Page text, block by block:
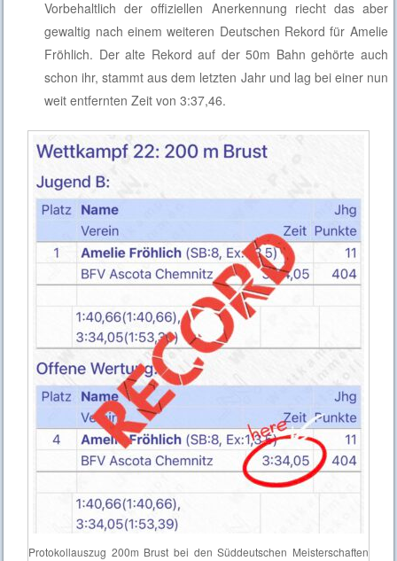
Vorbehaltlich der offiziellen Anerkennung riecht das aber
gewaltig nach einem weiteren Deutschen Rekord für Amelie
Fröhlich. Der alte Rekord auf der 50m Bahn gehörte auch
schon ihr, stammt aus dem letzten Jahr und lag bei einer nun
weit entfernten Zeit von 3:37,46.
Protokollauszug 200m Brust bei den Süddeutschen Meisterschaften